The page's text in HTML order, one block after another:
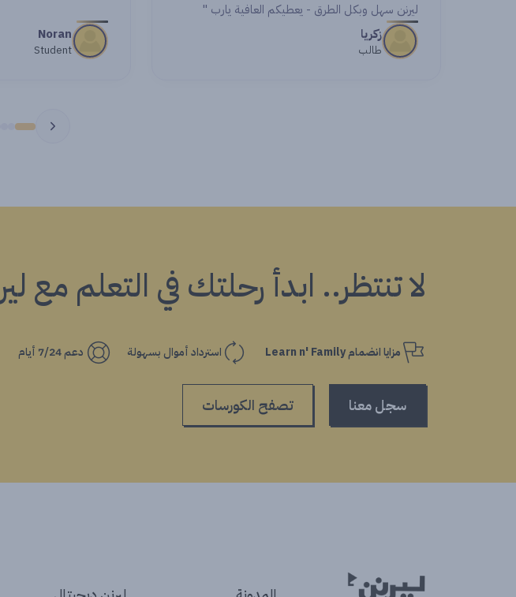
ليرنن سهل وبكل الطرق - يعطيكم العافية يارب "
لا تنتظر.. ابدأ رحلتك في التعلم مع
مزايا انضمام Learn n' Family استرداد أموال بسهولة دعم 7/24 أيام
سجل معنا تصفح الكورسات